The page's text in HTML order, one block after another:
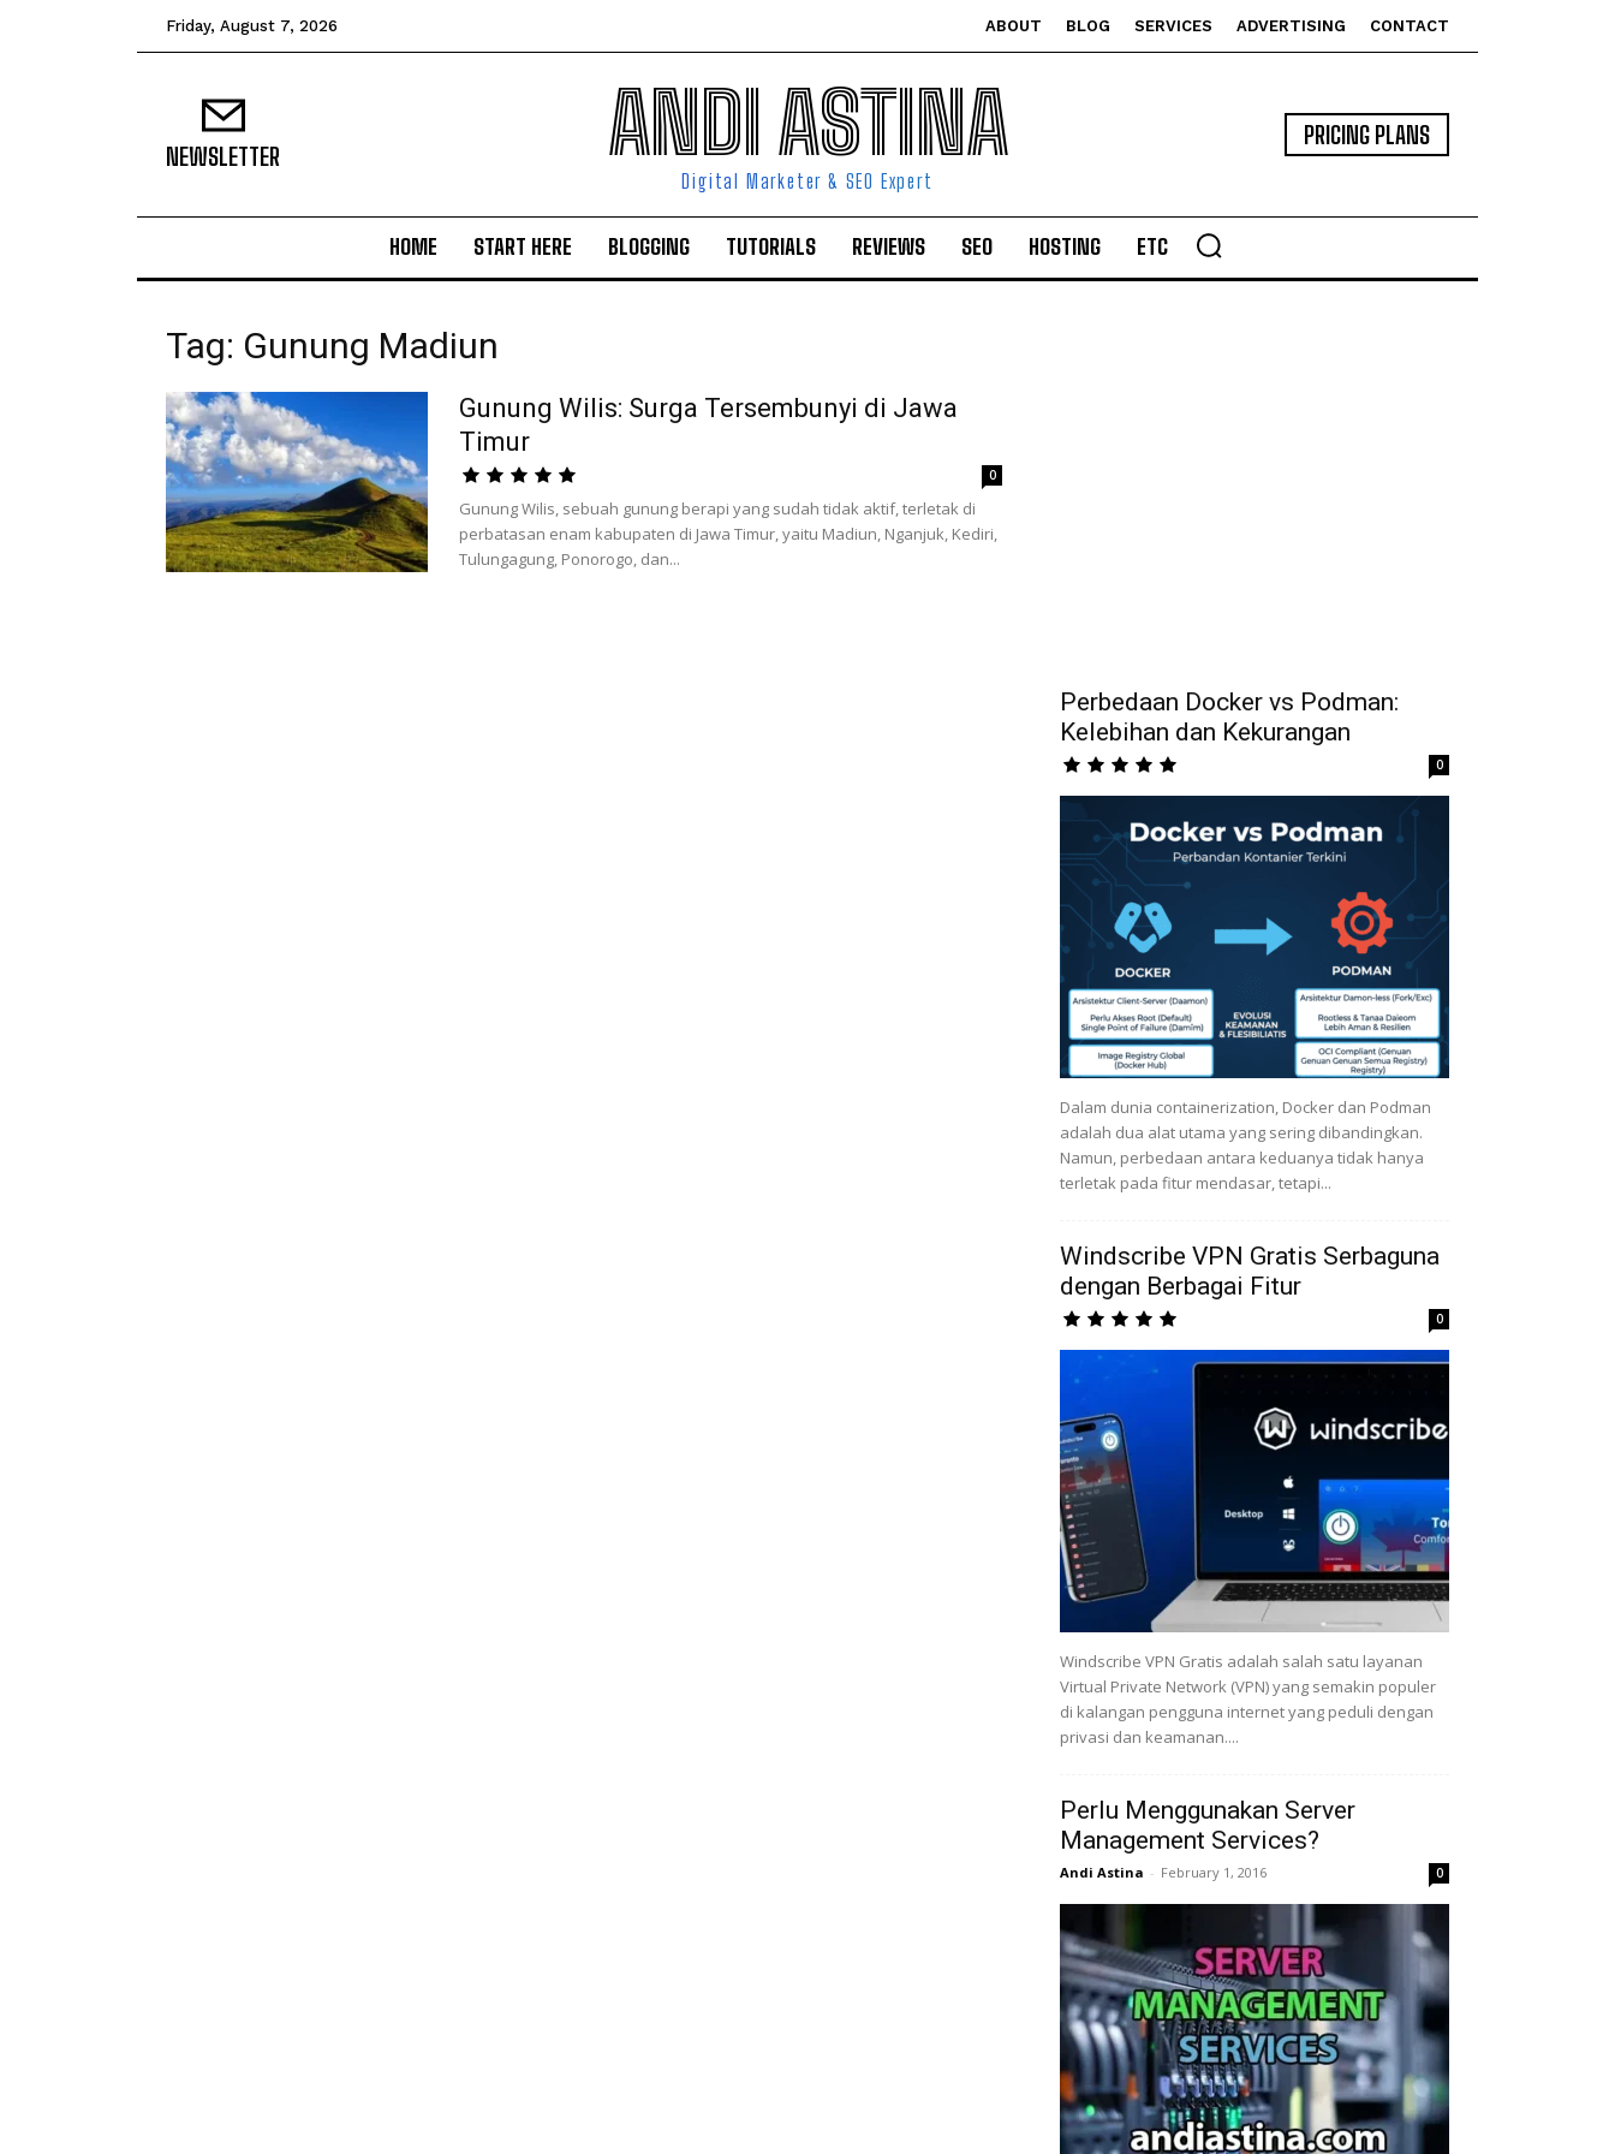
Friday, August 7, 2026 ABOUT BLOG SERVICES ADVERTISING CONTACT
NEWSLETTER ANDI ASTINA
Digital Marketer & SEO Expert
PRICING PLANS
HOME START HERE BLOGGING TUTORIALS REVIEWS SEO HOSTING ETC
Tag: Gunung Madiun
Gunung Wilis: Surga Tersembunyi di Jawa
Timur
0
Gunung Wilis, sebuah gunung berapi yang sudah tidak aktif, terletak di
perbatasan enam kabupaten di Jawa Timur, yaitu Madiun, Nganjuk, Kediri,
Tulungagung, Ponorogo, dan...
Perbedaan Docker vs Podman:
Kelebihan dan Kekurangan
0
Dalam dunia containerization, Docker dan Podman
adalah dua alat utama yang sering dibandingkan.
Namun, perbedaan antara keduanya tidak hanya
terletak pada fitur mendasar, tetapi...
Windscribe VPN Gratis Serbaguna
dengan Berbagai Fitur
0
Windscribe VPN Gratis adalah salah satu layanan
Virtual Private Network (VPN) yang semakin populer
di kalangan pengguna internet yang peduli dengan
privasi dan keamanan....
Perlu Menggunakan Server
Management Services?
Andi Astina - February 1, 2016 0